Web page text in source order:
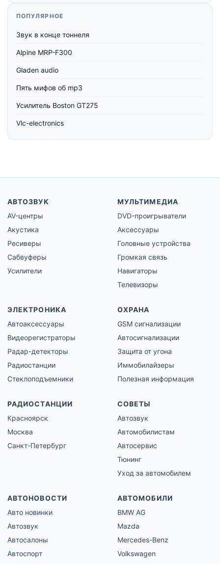
ПОПУЛЯРНОЕ
Звук в конце тоннеля
Alpine MRP-F300
Gladen audio
Пять мифов об mp3
Усилитель Boston GT275
Vlc-electronics
АВТОЗВУК
AV-центры
Акустика
Ресиверы
Сабвуферы
Усилители
МУЛЬТИМЕДИА
DVD-проигрыватели
Аксессуары
Головные устройства
Громкая связь
Навигаторы
Телевизоры
ЭЛЕКТРОНИКА
Автоаксессуары
Видеорегистраторы
Радар-детекторы
Радиостанции
Стеклоподъемники
ОХРАНА
GSM сигнализации
Автосигнализации
Защита от угона
Иммобилайзеры
Полезная информация
РАДИОСТАНЦИИ
Красноярск
Москва
Санкт-Петербург
СОВЕТЫ
Автозвук
Автомобилистам
Автосервис
Тюнинг
Уход за автомобилем
АВТОНОВОСТИ
Авто новинки
Автозвук
Автосалоны
Автоспорт
АВТОМОБИЛИ
BMW AG
Mazda
Mercedes-Benz
Volkswagen